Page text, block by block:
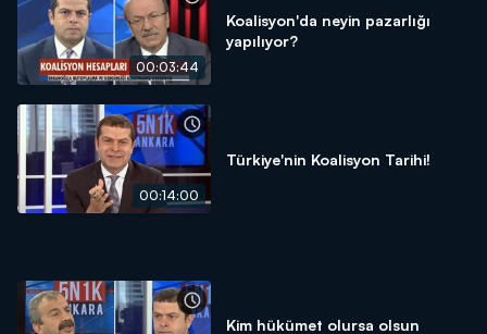
00:03:44
Koalisyon'da neyin pazarlığı
yapılıyor?
00:14:00
Türkiye'nin Koalisyon Tarihi!
Kim hükümet olursa olsun